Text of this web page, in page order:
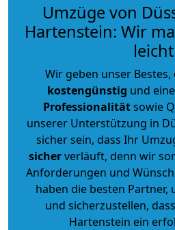
Umzüge von
Hartenstein: Wir
leicht
Wir geben unser
kostengünstig und eine
Professionalitätsowie
unserer Unterstützung in
sicher sein, dass Ihr
sicherverläuft, denn wir
Anforderungen und
haben die besten Partner,
und sicherzustellen,
Hartenstein ein